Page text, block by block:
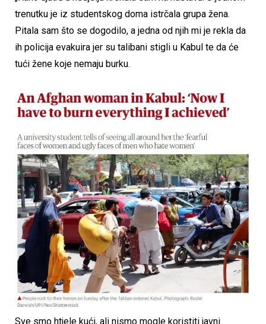
trenutku je iz studentskog doma istrčala grupa žena.
Pitala sam što se dogodilo, a jedna od njih mi je rekla da
ih policija evakuira jer su talibani stigli u Kabul te da će
tući žene koje nemaju burku.
Sve smo htjele kući, ali nismo mogle koristiti javni